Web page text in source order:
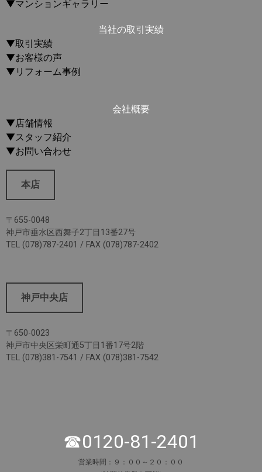
▼マンションギャラリー
当社の取引実績
▼取引実績
▼お客様の声
▼リフォーム事例
会社概要
▼店舗情報
▼スタッフ紹介
▼お問い合わせ
本店
〒655-0048
神戸市垂水区西舞子2丁目13番27号
TEL (078)787-2401 / FAX (078)787-2402
神戸中央店
〒650-0023
神戸市中央区栄町通5丁目1番17号2階
TEL (078)381-7541 / FAX (078)381-7542
☎0120-81-2401
営業時間：９：００～２０：００